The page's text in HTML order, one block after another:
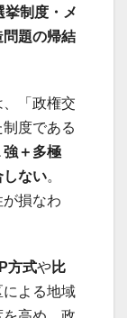
挙制度・メ
題の帰結
、「政権交
度である
強＋多極
しない。
損なわ
方式や比
よる地域